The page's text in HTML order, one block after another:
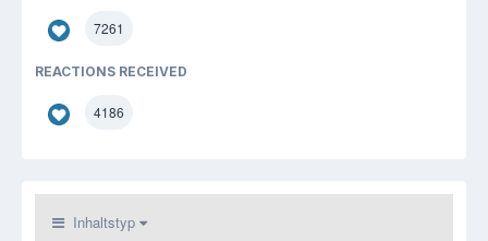
7261
REACTIONS RECEIVED
4186
Inhaltstyp